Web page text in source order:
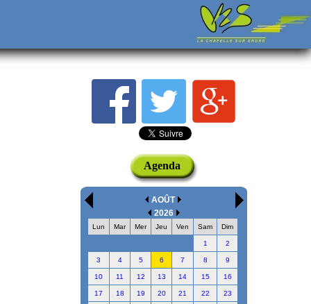
Agenda
AOÛT
2026
Lun Mar Mer Jeu Ven Sam Dim
1 2
3 4 5 6 7 8 9
10 11 12 13 14 15 16
17 18 19 20 21 22 23